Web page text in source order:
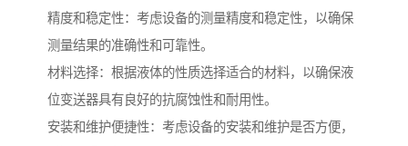
精度和稳定性：考虑设备的测量精度和稳定性，以确保
测量结果的准确性和可靠性。
材料选择：根据液体的性质选择适合的材料，以确保液
位变送器具有良好的抗腐蚀性和耐用性。
安装和维护便捷性：考虑设备的安装和维护是否方便，